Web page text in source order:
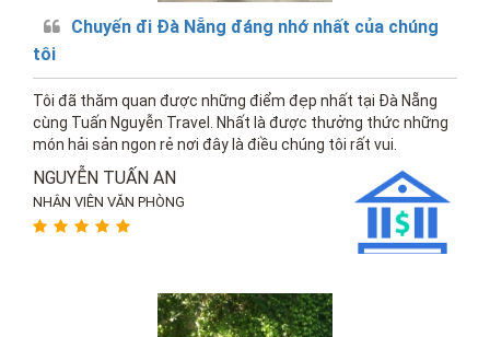
Chuyến đi Đà Nẵng đáng nhớ nhất của chúng
tôi
Tôi đã thăm quan được những điểm đẹp nhất tại Đà Nẵng
cùng Tuấn Nguyễn Travel. Nhất là được thưởng thức những
món hải sản ngon rẻ nơi đây là điều chúng tôi rất vui.
NGUYỄN TUẤN AN
NHÂN VIÊN VĂN PHÒNG